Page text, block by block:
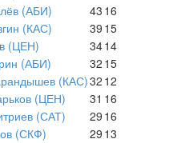
(АБИ) 43 16
(КАС) 39 15
(ЦЕН) 3414
(АБИ) 32 15
(КАС)32 12
(ЦЕН) 31 16
(САТ) 29 16
(СКФ) 29 13